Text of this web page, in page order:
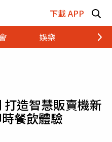
下載 APP
娛樂 財經
造智慧販賣機新
餐飲體驗